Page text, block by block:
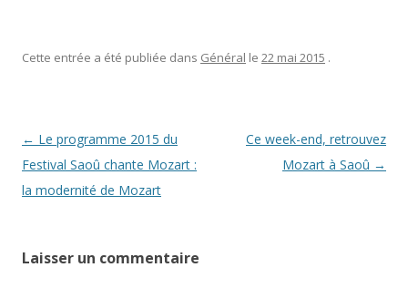
Cette entrée a été publiée dans Général le 22 mai 2015 .
Navigation des articles
← Le programme 2015 du
Festival Saoû chante Mozart :
la modernité de Mozart
Ce week-end, retrouvez
Mozart à Saoû →
Laisser un commentaire